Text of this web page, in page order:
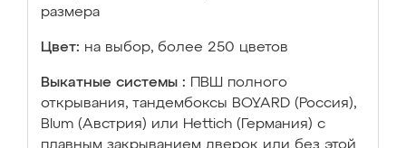
размера
Цвет: на выбор, более 250 цветов
Выкатные системы :
ПВШ полного
открывания, тандембоксы BOYARD (Россия),
Blum (Австрия) или Hettich (Германия) с